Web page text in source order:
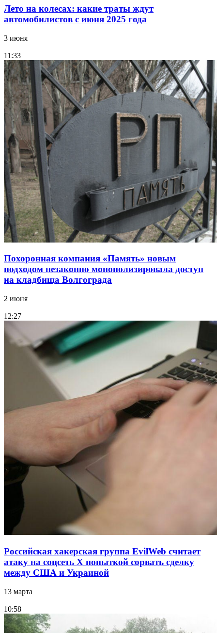
Лето на колесах: какие траты ждут
автомобилистов с июня 2025 года
3 июня
11:33
Похоронная компания «Память» новым
подходом незаконно монополизировала доступ
на кладбища Волгограда
2 июня
12:27
Российская хакерская группа EvilWeb считает
атаку на соцсеть Х попыткой сорвать сделку
между США и Украиной
13 марта
10:58